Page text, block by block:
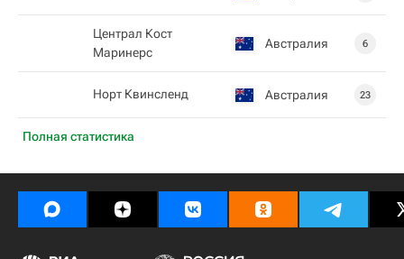
Полная статистика
Централ Кост
Маринерс
Австралия 6
Норт Квинсленд Австралия 23